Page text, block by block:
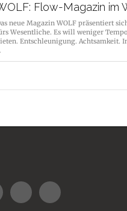
Flow-Magazin im
neue Magazin WOLF präsentiert
Wesentliche. Es will weniger
Entschleunigung. Achtsamkeit.